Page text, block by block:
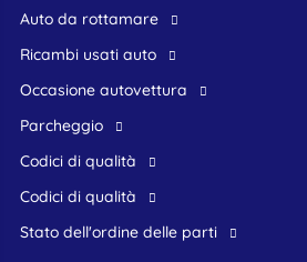
Auto da rottamare
Ricambi usati auto
occasione autovettura
Parcheggio
Codici di qualità
Codici di qualità
Stato dell'ordine delle parti